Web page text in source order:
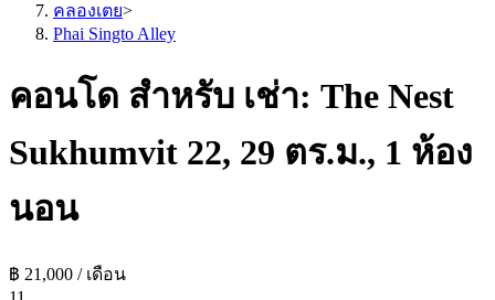
คลองเตย>
Phai Singto Alley
คอนโด สำหรับ เช่า: The Nest
Sukhumvit 22, 29 ตร.ม., 1 ห้อง
นอน
฿ 21,000 / เดือน